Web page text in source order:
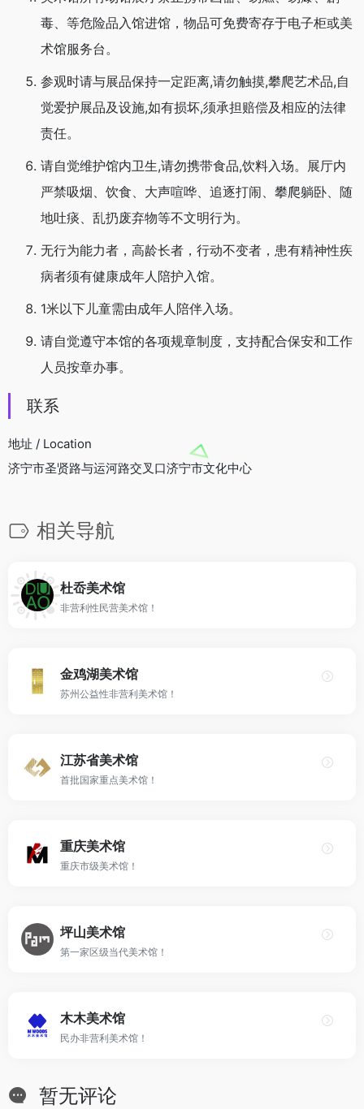
毒、等危险品入馆进馆，物品可免费寄存于电子柜或美
术馆服务台。
参观时请与展品保持一定距离,请勿触摸,攀爬艺术品,自
觉爱护展品及设施,如有损坏,须承担赔偿及相应的法律
责任。
请自觉维护馆内卫生,请勿携带食品,饮料入场。展厅内
严禁吸烟、饮食、大声喧哗、追逐打闹、攀爬躺卧、随
地吐痰、乱扔废弃物等不文明行为。
无行为能力者，高龄长者，行动不变者，患有精神性疾
病者须有健康成年人陪护入馆。
1米以下儿童需由成年人陪伴入场。
请自觉遵守本馆的各项规章制度，支持配合保安和工作
人员按章办事。
联系
地址 / Location
济宁市圣贤路与运河路交叉口济宁市文化中心
相关导航
杜岙美术馆
非营利性民营美术馆！
金鸡湖美术馆
苏州公益性非营利美术馆！
江苏省美术馆
首批国家重点美术馆！
重庆美术馆
重庆市级美术馆！
坪山美术馆
第一家区级当代美术馆！
木木美术馆
民办非营利美术馆！
暂无评论